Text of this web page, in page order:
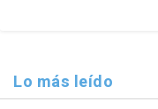
Lo más leído